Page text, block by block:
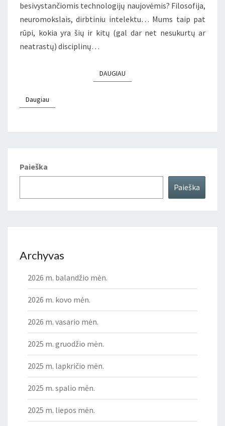
besivystančiomis technologijų naujovėmis? Filosofija,
neuromokslais, dirbtiniu intelektu… Mums taip pat
rūpi, kokia yra šių ir kitų (gal dar net nesukurtų ar
neatrastų) disciplinų…
DAUGIAU
Daugiau
Paieška
Paieška
Archyvas
2026 m. balandžio mėn.
2026 m. kovo mėn.
2026 m. vasario mėn.
2025 m. gruodžio mėn.
2025 m. lapkričio mėn.
2025 m. spalio mėn.
2025 m. liepos mėn.